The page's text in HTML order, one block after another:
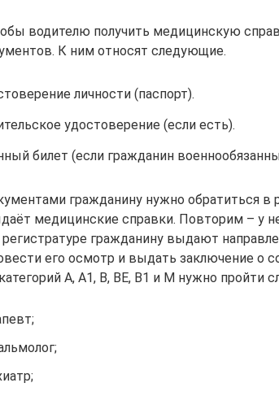
водителю получить медицинскую
К ним относят следующие.
личности (паспорт).
удостоверение (если есть).
билет (если гражданин
гражданину нужно обратиться в
медицинские справки. Повторим – у
регистратуре гражданину выдают
его осмотр и выдать заключение о
А, А1, В, ВЕ, В1 и М нужно пройти